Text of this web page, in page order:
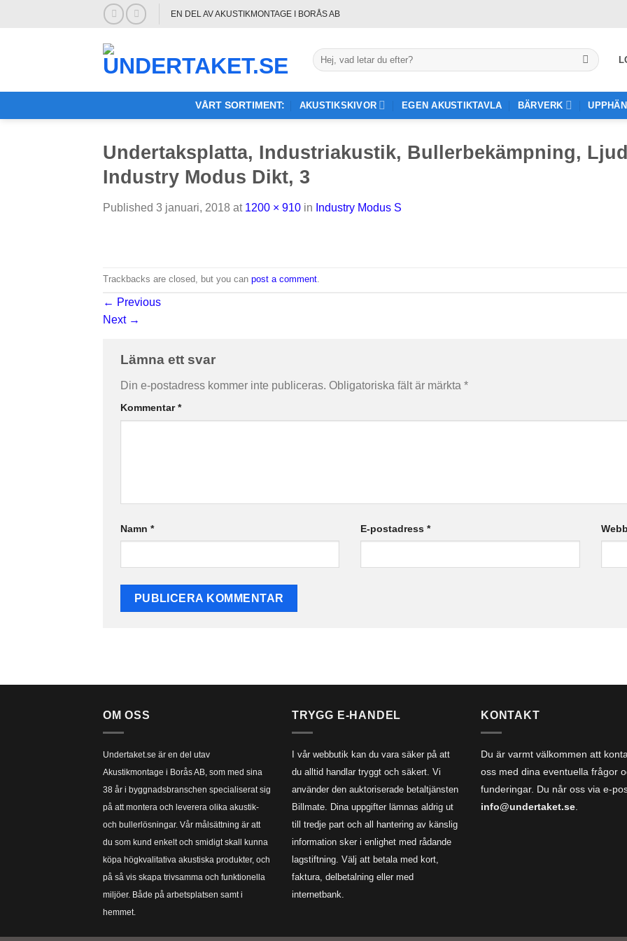
EN DEL AV AKUSTIKMONTAGE I BORÅS AB
Sök
efter:
VÅRT SORTIMENT: AKUSTIKSKIVOR EGEN AKUSTIKTAVLA BÄRVERK
Undertaksplatta, Industriakustik, Bullerbekämpning,
Industry Modus Dikt, 3
Published 3 januari, 2018 at 1200 × 910 in Industry Modus S
Trackbacks are closed, but you can post a comment
← Previous
Next →
Lämna ett svar
Din e-postadress kommer inte publiceras. Obligatoriska fält är märkta *
Kommentar*
Namn * E-postadress*
OM OSS
Undertaket.se är en del utav
Akustikmontage i Borås AB, som med sina
38 år i byggnadsbranschen specialiserat sig
på att montera och leverera olika akustik-
och bullerlösningar. Vår målsättning är att
du som kund enkelt och smidigt skall kunna
köpa högkvalitativa akustiska produkter, och
på så vis skapa trivsamma och funktionella
miljöer. Både på arbetsplatsen samt i
hemmet.
TRYGG E-HANDEL
I vår webbutik kan du vara säker på att
du alltid handlar tryggt och säkert. Vi
använder den auktoriserade betaltjänsten
Billmate. Dina uppgifter lämnas aldrig ut
till tredje part och all hantering av känslig
information sker i enlighet med rådande
lagstiftning. Välj att betala med kort,
faktura, delbetalning eller med
internetbank.
KONTAKT
Du är varmt välkommen att
oss med dina eventuella frågor
funderingar. Du når oss via e-
info@undertaket.se